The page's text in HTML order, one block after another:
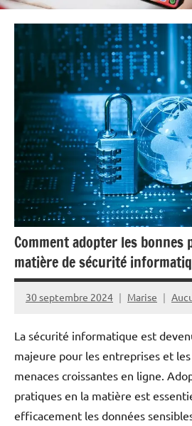
Comment adopter les bonnes
matière de sécurité
30 septembre 2024 Marise
La sécurité informatique est
majeure pour les entreprises et
menaces croissantes en ligne.
pratiques en la matière est
efficacement les données